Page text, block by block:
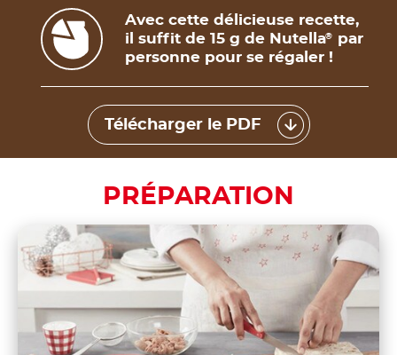
Avec cette délicieuse recette,
il suffit de 15 g de Nutella®
par
personne pour se régaler !
Télécharger le PDF
PRÉPARATION